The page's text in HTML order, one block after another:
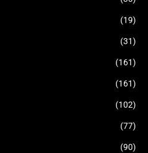
(19)
(31)
(161)
(161)
(102)
(77)
(90)